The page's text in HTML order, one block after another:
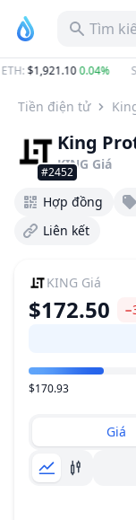
Tìm
:$1,921.100.04%
Tiền điện tử
#2452
King
KING Giá
Hợp đồng
Liên kết
KING Giá
$172.50
Khoảng giá
$170.93
Giá